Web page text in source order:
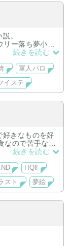
。
リー落ち夢小
続きを読む
軍人パロ
イステ
好きなものを好
ので苦手な方
続きを読む
HQ‼
スト 夢絵